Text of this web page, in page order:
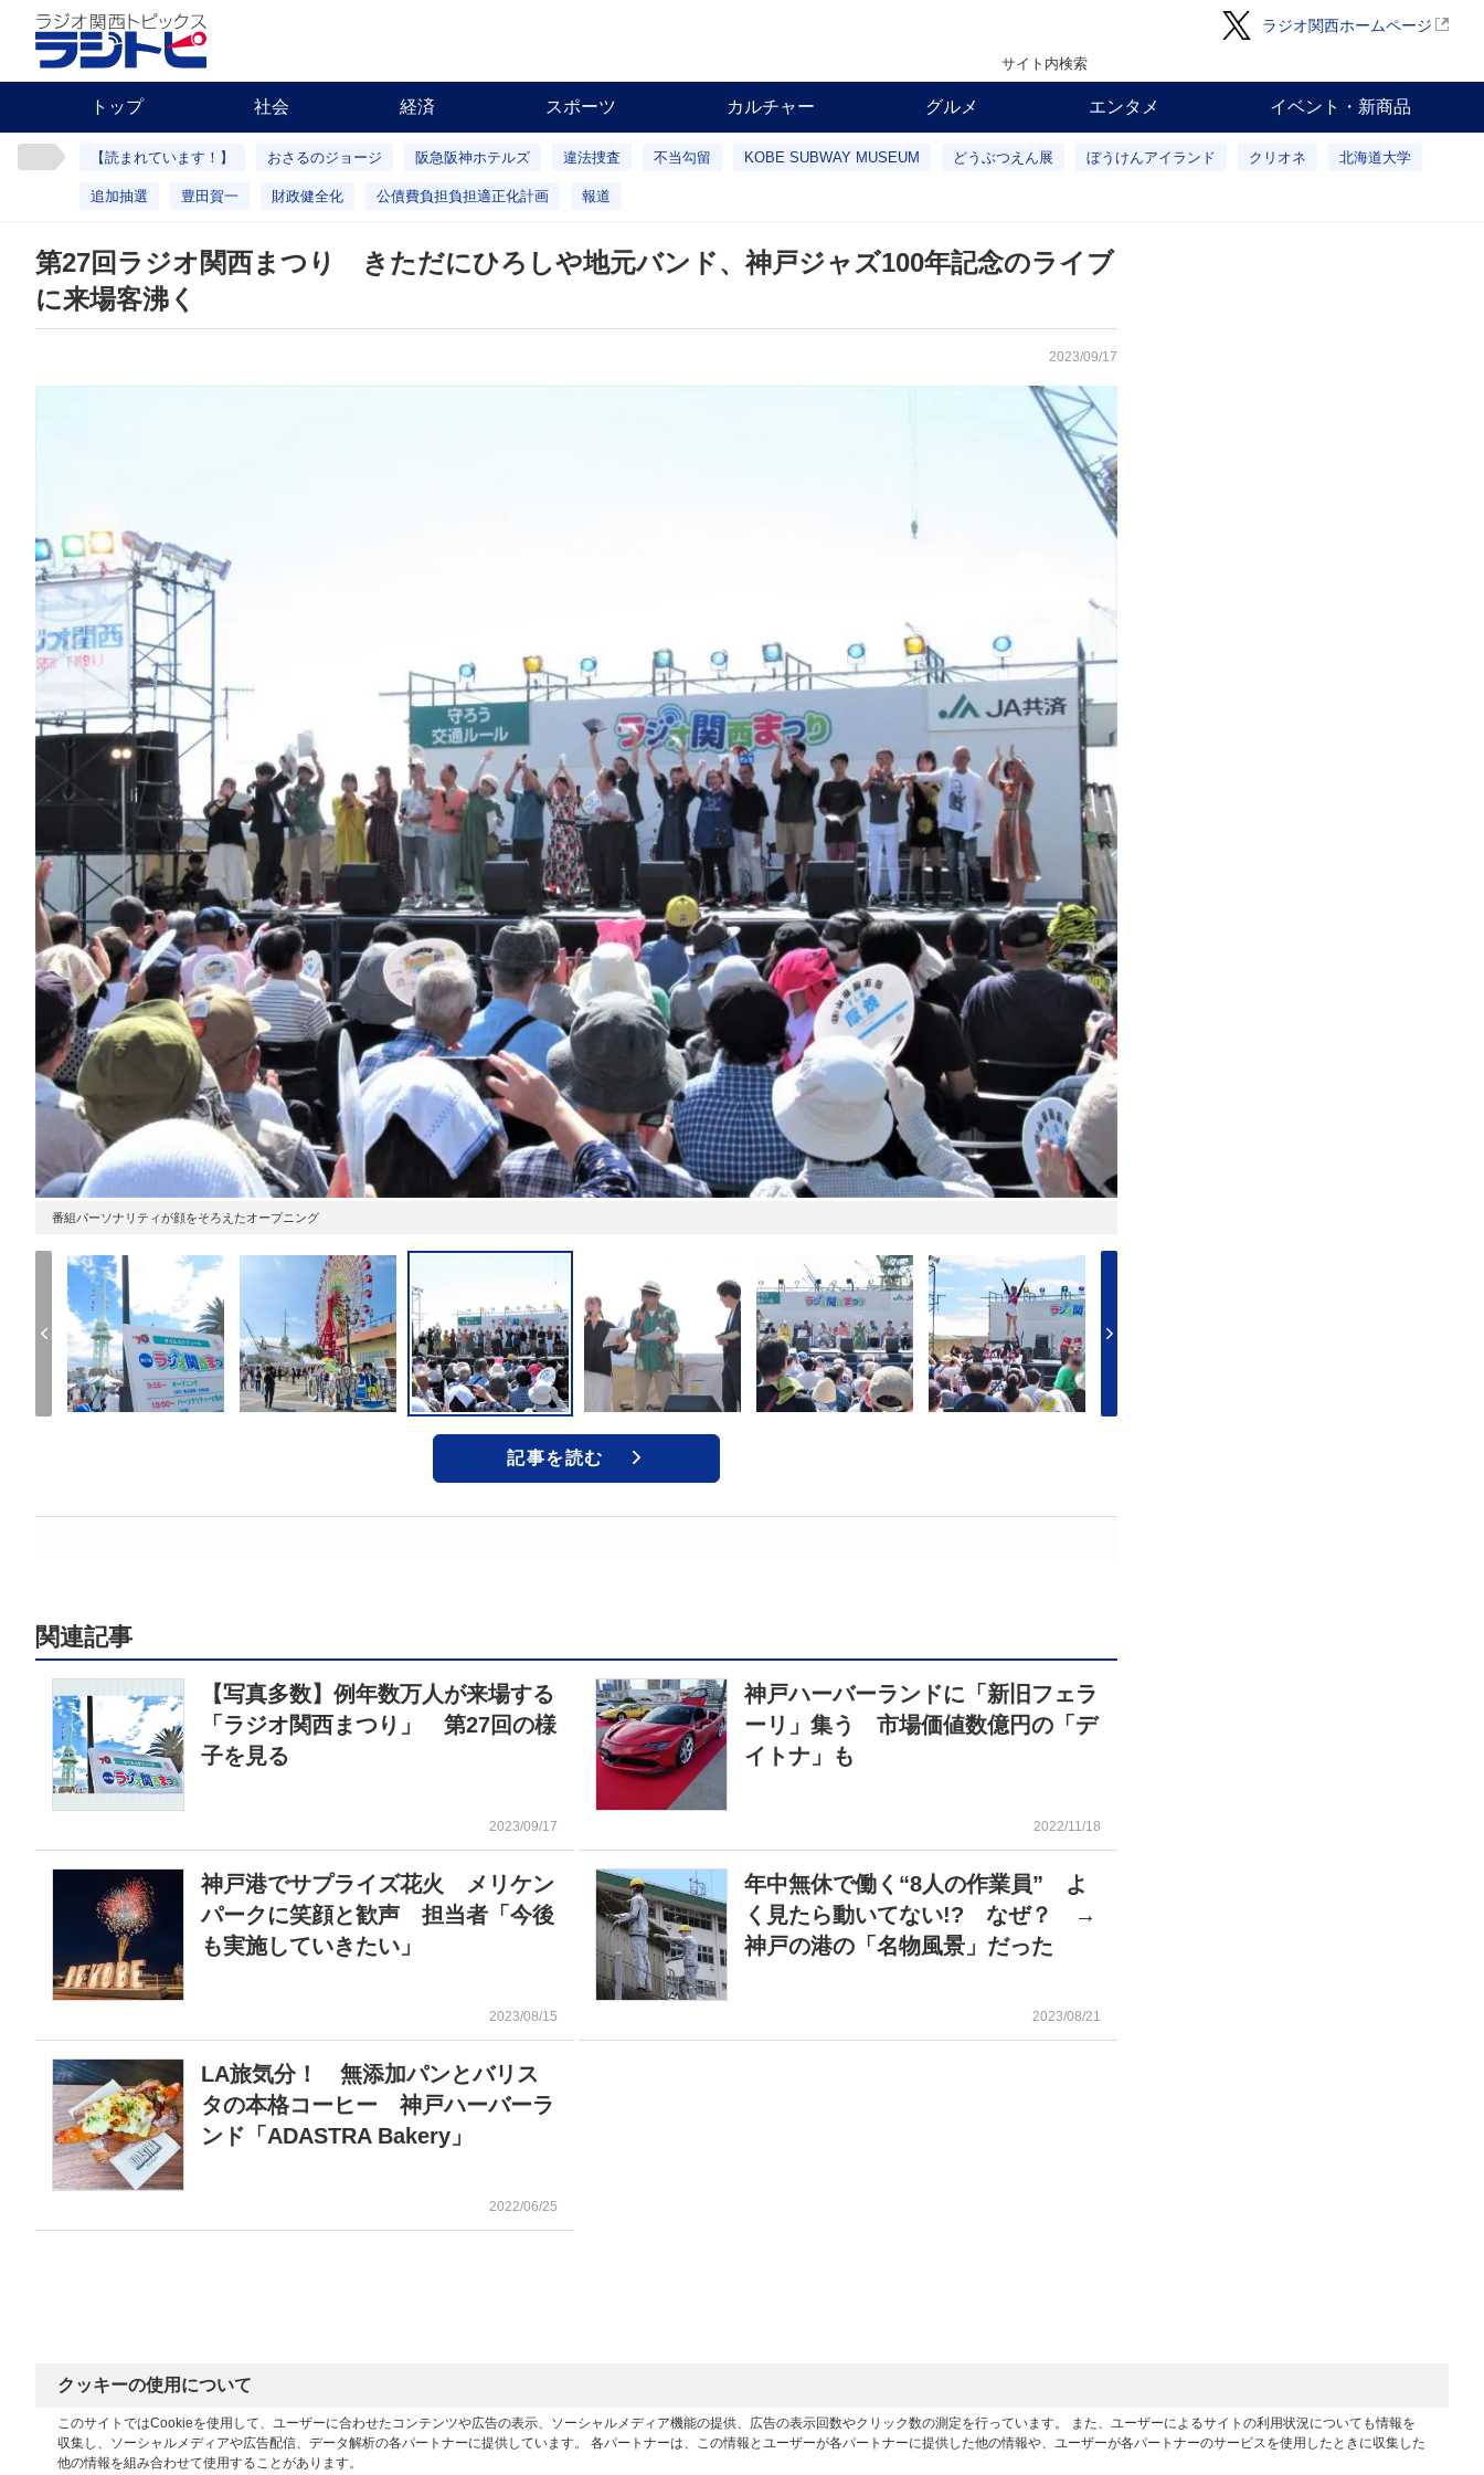
ラジオ関西ホームページ
サイト内検索
トップ 社会 経済 スポーツ カルチャー グルメ エンタメ イベント・新商品
【読まれています！】 おさるのジョージ 阪急阪神ホテルズ 違法捜査 不当勾留 KOBE SUBWAY MUSEUM どうぶつえん展 ぼうけんアイランド クリオネ 北海道大学
追加抽選 豊田賀一 財政健全化 公債費負担負担適正化計画 報道
第27回ラジオ関西まつり きただにひろしや地元バンド、神戸ジャズ100年記念のライブ
に来場客沸く
2023/09/17
番組パーソナリティが顔をそろえたオープニング
記事を読む
関連記事
【写真多数】例年数万人が来場する
「ラジオ関西まつり」 第27回の様
子を見る
2023/09/17
神戸ハーバーランドに「新旧フェラ
ーリ」集う 市場価値数億円の「デ
イトナ」も
2022/11/18
神戸港でサプライズ花火 メリケン
パークに笑顔と歓声 担当者「今後
も実施していきたい」
2023/08/15
年中無休で働く“8人の作業員” よ
く見たら動いてない!? なぜ？ →
神戸の港の「名物風景」だった
2023/08/21
LA旅気分！ 無添加パンとバリス
タの本格コーヒー 神戸ハーバーラ
ンド「ADASTRA Bakery」
2022/06/25
クッキーの使用について
このサイトではCookieを使用して、ユーザーに合わせたコンテンツや広告の表示、ソーシャルメディア機能の提供、広告の表示回数やクリック数の測定を行っています。 また、ユーザーによるサイトの利用状況についても情報を
収集し、ソーシャルメディアや広告配信、データ解析の各パートナーに提供しています。 各パートナーは、この情報とユーザーが各パートナーに提供した他の情報や、ユーザーが各パートナーのサービスを使用したときに収集した
他の情報を組み合わせて使用することがあります。